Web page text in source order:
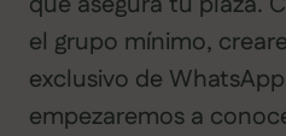
el grupo mínimo,
exclusivo de
empezaremos a